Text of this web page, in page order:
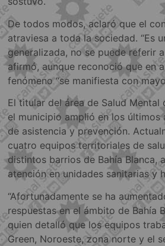
De todos modos, aclaró que el
atraviesa a toda la sociedad. “Es
generalizada, no se puede referir
afirmó, aunque reconoció que en
fenómeno “se manifiesta con
El titular del área de Salud Mental
el municipio amplió en los últimos
de asistencia y prevención.
cuatro equipos territoriales de
distintos barrios de Bahía Blanca,
atención en unidades sanitarias y
“Afortunadamente se ha
respuestas en el ámbito de Bahía
quien detalló que los equipos
Green, Noroeste, zona norte y el